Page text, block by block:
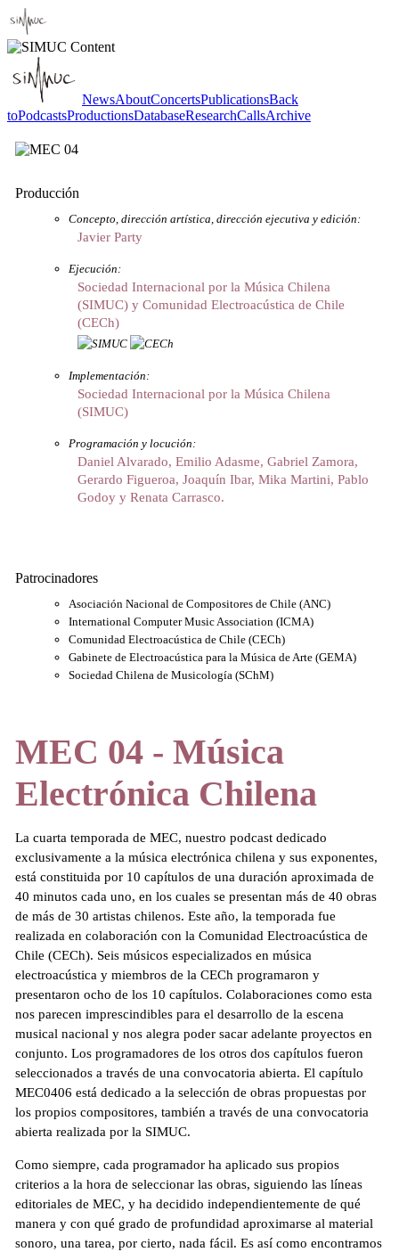
NewsAboutConcertsPublicationsBack
toPodcastsProductionsDatabaseResearchCallsArchive
Producción
Concepto, dirección artística, dirección ejecutiva y edición:
Javier Party
Ejecución:
Sociedad Internacional por la Música Chilena
(SIMUC) y Comunidad Electroacústica de Chile
(CECh)
Implementación:
Sociedad Internacional por la Música Chilena
(SIMUC)
Programación y locución:
Daniel Alvarado, Emilio Adasme, Gabriel Zamora,
Gerardo Figueroa, Joaquín Ibar, Mika Martini, Pablo
Godoy y Renata Carrasco.
Patrocinadores
Asociación Nacional de Compositores de Chile (ANC)
International Computer Music Association (ICMA)
Comunidad Electroacústica de Chile (CECh)
Gabinete de Electroacústica para la Música de Arte (GEMA)
Sociedad Chilena de Musicología (SChM)
MEC 04 - Música
Electrónica Chilena
La cuarta temporada de MEC, nuestro podcast dedicado
exclusivamente a la música electrónica chilena y sus exponentes,
está constituida por 10 capítulos de una duración aproximada de
40 minutos cada uno, en los cuales se presentan más de 40 obras
de más de 30 artistas chilenos. Este año, la temporada fue
realizada en colaboración con la Comunidad Electroacústica de
Chile (CECh). Seis músicos especializados en música
electroacústica y miembros de la CECh programaron y
presentaron ocho de los 10 capítulos. Colaboraciones como esta
nos parecen imprescindibles para el desarrollo de la escena
musical nacional y nos alegra poder sacar adelante proyectos en
conjunto. Los programadores de los otros dos capítulos fueron
seleccionados a través de una convocatoria abierta. El capítulo
MEC0406 está dedicado a la selección de obras propuestas por
los propios compositores, también a través de una convocatoria
abierta realizada por la SIMUC.
Como siempre, cada programador ha aplicado sus propios
criterios a la hora de seleccionar las obras, siguiendo las líneas
editoriales de MEC, y ha decidido independientemente de qué
manera y con qué grado de profundidad aproximarse al material
sonoro, una tarea, por cierto, nada fácil. Es así como encontramos